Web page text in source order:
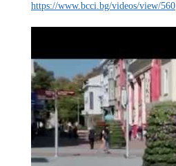
https://www.bcci.bg/videos/view/560